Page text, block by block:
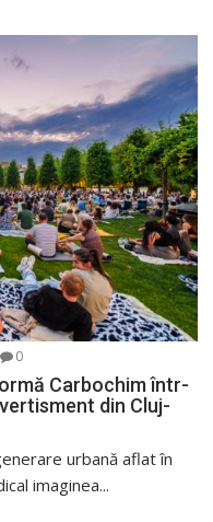
0
Carbochim într-
din Cluj-
urbană aflat în
imaginea...